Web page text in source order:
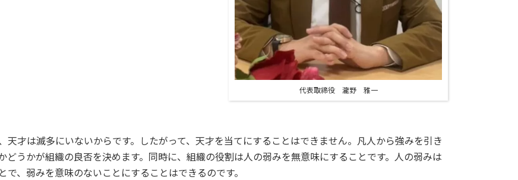
代表取締役 瀧野 雅一
才は滅多にいないからです。したがって、天才を当てにすることはできません。凡人から強みを引き
うかが組織の良否を決めます。同時に、組織の役割は人の弱みを無意味にすることです。人の弱みは
、弱みを意味のないことにすることはできるのです。